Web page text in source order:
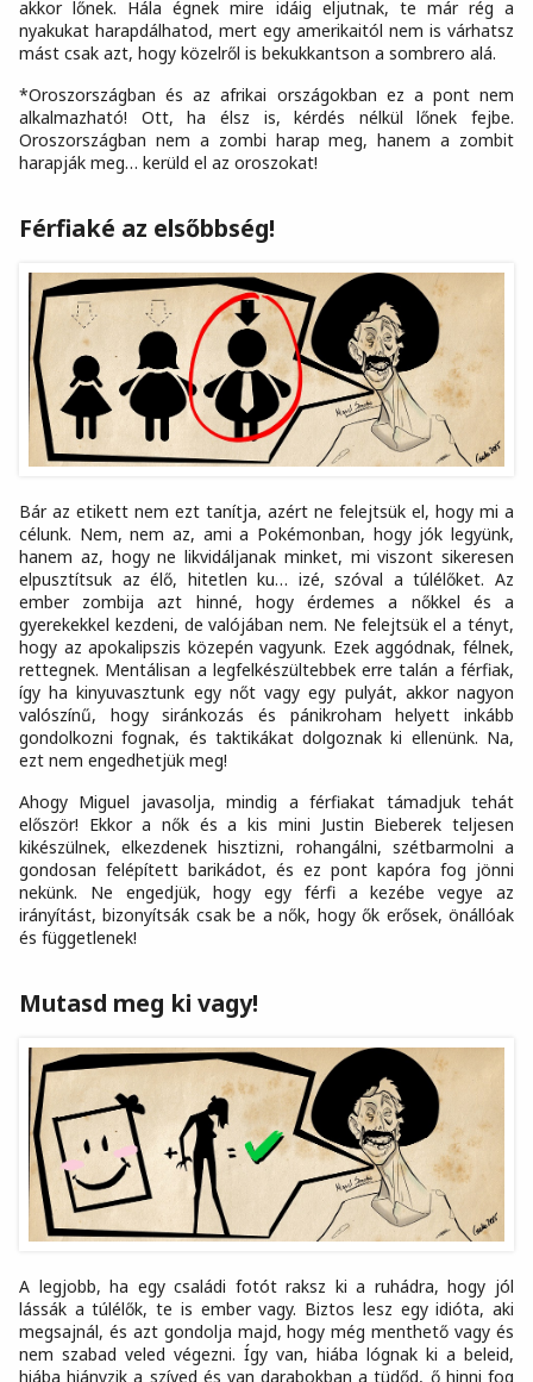
akkor lőnek. Hála égnek mire idáig eljutnak, te már rég a
nyakukat harapdálhatod, mert egy amerikaitól nem is várhatsz
mást csak azt, hogy közelről is bekukkantson a sombrero alá.
*Oroszországban és az afrikai országokban ez a pont nem
alkalmazható! Ott, ha élsz is, kérdés nélkül lőnek fejbe.
Oroszországban nem a zombi harap meg, hanem a zombit
harapják meg… kerüld el az oroszokat!
Férfiaké az elsőbbség!
Bár az etikett nem ezt tanítja, azért ne felejtsük el, hogy mi a
célunk. Nem, nem az, ami a Pokémonban, hogy jók legyünk,
hanem az, hogy ne likvidáljanak minket, mi viszont sikeresen
elpusztítsuk az élő, hitetlen ku… izé, szóval a túlélőket. Az
ember zombija azt hinné, hogy érdemes a nőkkel és a
gyerekekkel kezdeni, de valójában nem. Ne felejtsük el a tényt,
hogy az apokalipszis közepén vagyunk. Ezek aggódnak, félnek,
rettegnek. Mentálisan a legfelkészültebbek erre talán a férfiak,
így ha kinyuvasztunk egy nőt vagy egy pulyát, akkor nagyon
valószínű, hogy siránkozás és pánikroham helyett inkább
gondolkozni fognak, és taktikákat dolgoznak ki ellenünk. Na,
ezt nem engedhetjük meg!
Ahogy Miguel javasolja, mindig a férfiakat támadjuk tehát
először! Ekkor a nők és a kis mini Justin Bieberek teljesen
kikészülnek, elkezdenek hisztizni, rohangálni, szétbarmolni a
gondosan felépített barikádot, és ez pont kapóra fog jönni
nekünk. Ne engedjük, hogy egy férfi a kezébe vegye az
irányítást, bizonyítsák csak be a nők, hogy ők erősek, önállóak
és függetlenek!
Mutasd meg ki vagy!
A legjobb, ha egy családi fotót raksz ki a ruhádra, hogy jól
lássák a túlélők, te is ember vagy. Biztos lesz egy idióta, aki
megsajnál, és azt gondolja majd, hogy még menthető vagy és
nem szabad veled végezni. Így van, hiába lógnak ki a beleid,
hiába hiányzik a szíved és van darabokban a tüdőd, ő hinni fog